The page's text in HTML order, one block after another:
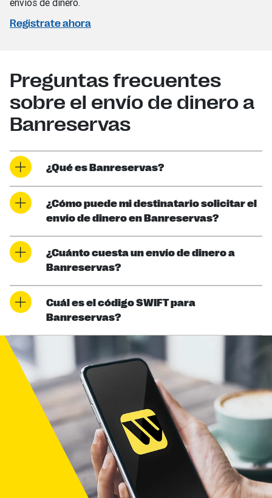
Regístrate ahora
Preguntas frecuentes
sobre el envío de dinero a
Banreservas
¿Qué es Banreservas?
¿Cómo puede mi destinatario solicitar el
envío de dinero en Banreservas?
¿Cuánto cuesta un envío de dinero a
Banreservas?
Cuál es el código SWIFT para
Banreservas?